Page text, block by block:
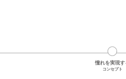
憧れを実現す
コンセプト